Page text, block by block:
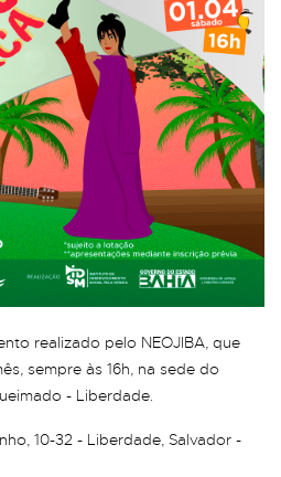
realizado pelo NEOJIBA, que
sempre às 16h, na sede do
- Liberdade.
10-32 - Liberdade, Salvador -